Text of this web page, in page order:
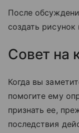
После
создать
Совет на
Когда вы
помогите ему
признать ее,
последствия